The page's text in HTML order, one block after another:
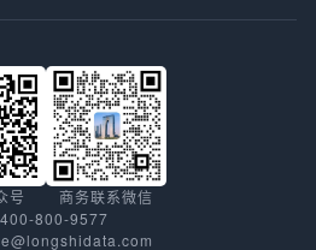
号
商务联系微信
400-800-9577